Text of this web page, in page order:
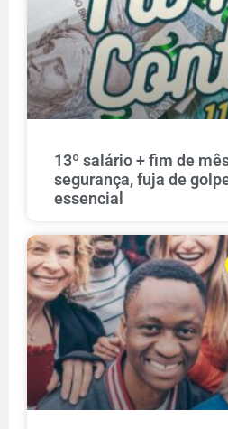
13º salário + fim de
segurança, fuja de
essencial